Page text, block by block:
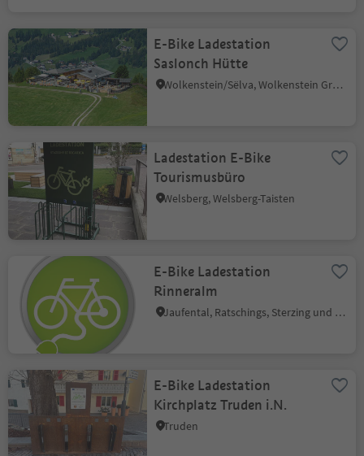
E-Bike Ladestation
Saslonch Hütte
Wolkenstein/Sëlva, Wolkenstein Gröden, Dolomitenregion Gröden
Ladestation E-Bike
Tourismusbüro
Welsberg, Welsberg-Taisten
E-Bike Ladestation
Rinneralm
Jaufental, Ratschings, Sterzing und Umgebung
E-Bike Ladestation
Kirchplatz Truden i.N.
Truden